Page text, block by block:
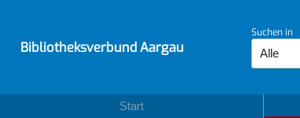
Bibliotheksverbund Aargau
Suchen in
Alle
Start